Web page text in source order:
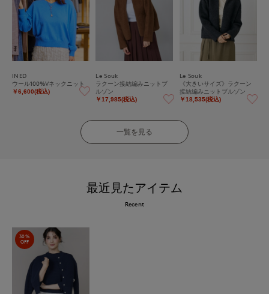
INED
ウール100%Vネックニット
￥6,600(税込)
Le Souk
ラクーン接結編みニットブ
ルゾン
￥17,985(税込)
Le Souk
《大きいサイズ》ラクーン
接結編みニットブルゾン
￥18,535(税込)
一覧を見る
最近見たアイテム
Recent
30%
OFF